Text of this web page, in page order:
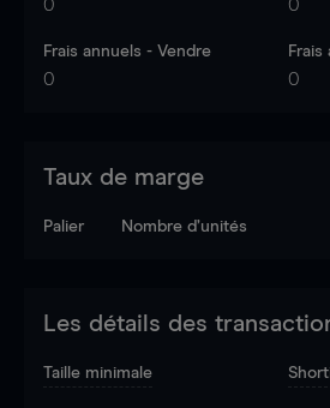
0 0
Frais annuels - Vendre
0 0
Taux de marge
Palier Nombre d’unités
Les détails des
Taille minimale